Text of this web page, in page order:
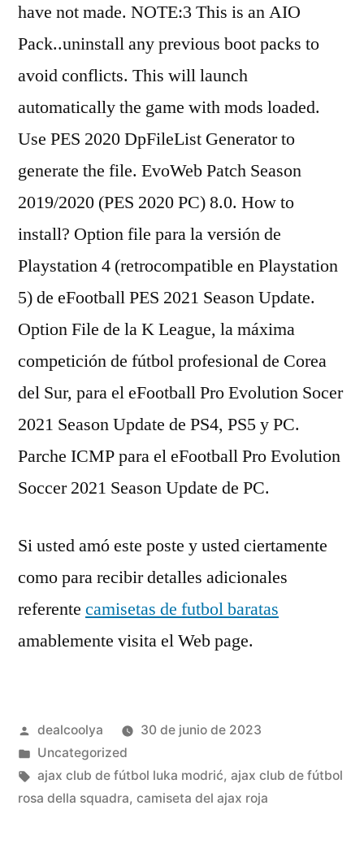
have not made. NOTE:3 This is an AIO
Pack..uninstall any previous boot packs to
avoid conflicts. This will launch
automatically the game with mods loaded.
Use PES 2020 DpFileList Generator to
generate the file. EvoWeb Patch Season
2019/2020 (PES 2020 PC) 8.0. How to
install? Option file para la versión de
Playstation 4 (retrocompatible en Playstation
5) de eFootball PES 2021 Season Update.
Option File de la K League, la máxima
competición de fútbol profesional de Corea
del Sur, para el eFootball Pro Evolution Socer
2021 Season Update de PS4, PS5 y PC.
Parche ICMP para el eFootball Pro Evolution
Soccer 2021 Season Update de PC.
Si usted amó este poste y usted ciertamente
como para recibir detalles adicionales
referente camisetas de futbol baratas
amablemente visita el Web page.
Publicado
por
dealcoolya
30 de junio de 2023
Publicado
en
Uncategorized
Etiquetas:
ajax club de fútbol luka modrić, ajax club de fútbol
rosa della squadra, camiseta del ajax roja